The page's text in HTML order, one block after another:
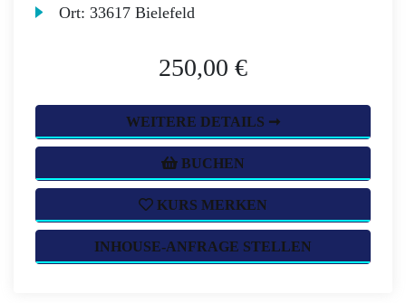
Ort:33617 Bielefeld
250,00 €
WEITERE DETAILS ➞
BUCHEN
KURS MERKEN
INHOUSE-ANFRAGE STELLEN